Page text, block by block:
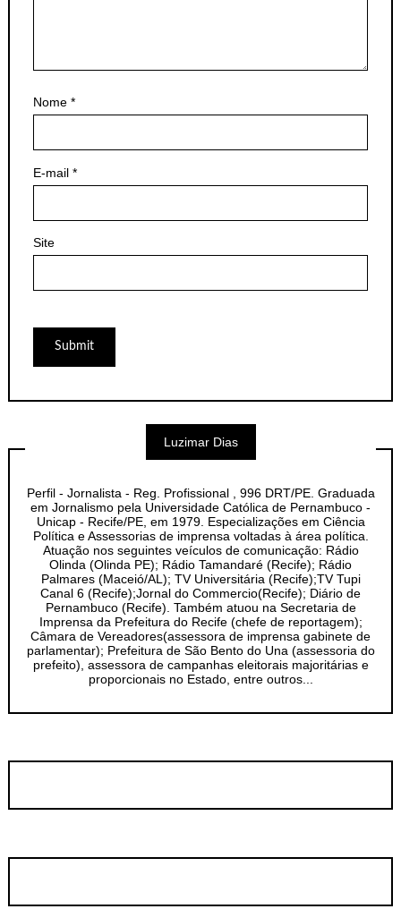
Nome *
E-mail *
Site
Luzimar Dias
Perfil - Jornalista - Reg. Profissional , 996 DRT/PE. Graduada
em Jornalismo pela Universidade Católica de Pernambuco -
Unicap - Recife/PE, em 1979. Especializações em Ciência
Política e Assessorias de imprensa voltadas à área política.
Atuação nos seguintes veículos de comunicação: Rádio
Olinda (Olinda PE); Rádio Tamandaré (Recife); Rádio
Palmares (Maceió/AL); TV Universitária (Recife);TV Tupi
Canal 6 (Recife);Jornal do Commercio(Recife); Diário de
Pernambuco (Recife). Também atuou na Secretaria de
Imprensa da Prefeitura do Recife (chefe de reportagem);
Câmara de Vereadores(assessora de imprensa gabinete de
parlamentar); Prefeitura de São Bento do Una (assessoria do
prefeito), assessora de campanhas eleitorais majoritárias e
proporcionais no Estado, entre outros...